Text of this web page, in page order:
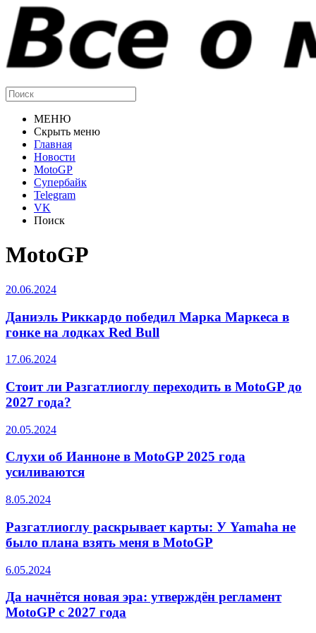
МЕНЮ
Скрыть меню
Главная
Новости
MotoGP
Супербайк
Telegram
VK
Поиск
MotoGP
20.06.2024
Даниэль Риккардо победил Марка Маркеса в
гонке на лодках Red Bull
17.06.2024
Стоит ли Разгатлиоглу переходить в MotoGP до
2027 года?
20.05.2024
Слухи об Ианноне в MotoGP 2025 года
усиливаются
8.05.2024
Разгатлиоглу раскрывает карты: У Yamaha не
было плана взять меня в MotoGP
6.05.2024
Да начнётся новая эра: утверждён регламент
MotoGP с 2027 года